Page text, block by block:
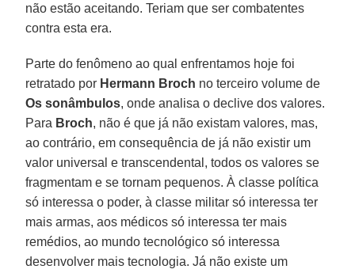
não estão aceitando. Teriam que ser combatentes
contra esta era.
Parte do fenômeno ao qual enfrentamos hoje foi
retratado por Hermann Broch no terceiro volume de
Os sonâmbulos, onde analisa o declive dos valores.
Para Broch, não é que já não existam valores, mas,
ao contrário, em consequência de já não existir um
valor universal e transcendental, todos os valores se
fragmentam e se tornam pequenos. À classe política
só interessa o poder, à classe militar só interessa ter
mais armas, aos médicos só interessa ter mais
remédios, ao mundo tecnológico só interessa
desenvolver mais tecnologia. Já não existe um